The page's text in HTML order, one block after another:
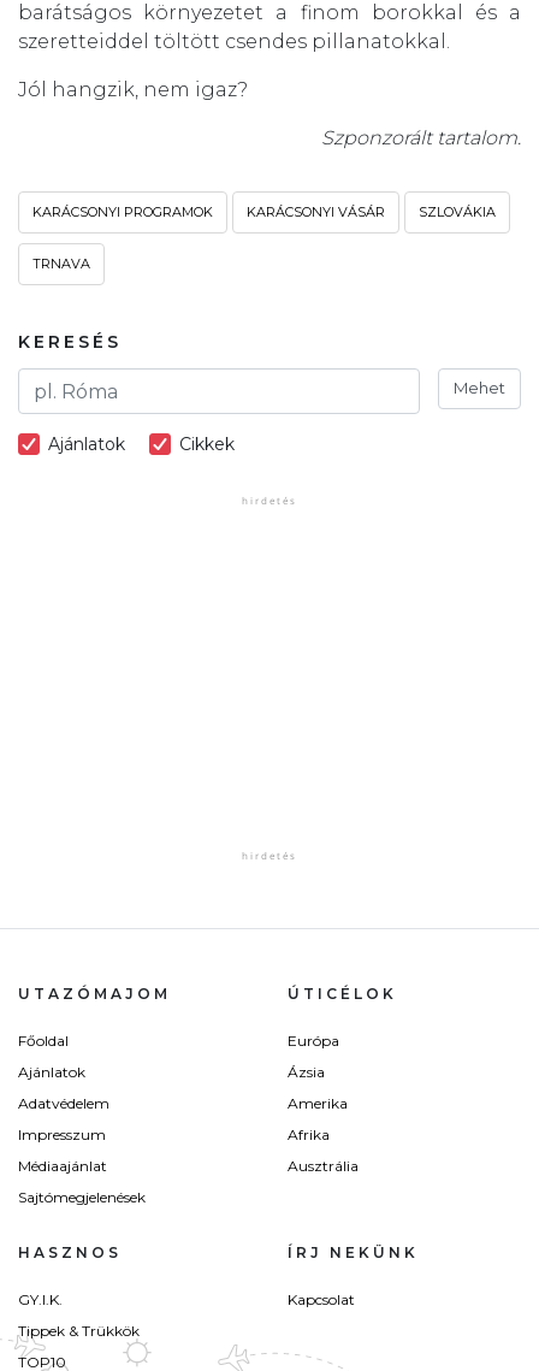
barátságos környezetet a finom borokkal és a
szeretteiddel töltött csendes pillanatokkal.
Jól hangzik, nem igaz?
Szponzorált tartalom.
KARÁCSONYI PROGRAMOK KARÁCSONYI VÁSÁR SZLOVÁKIA
TRNAVA
KERESÉS
Mehet
Ajánlatok Cikkek
UTAZÓMAJOM
Főoldal
Ajánlatok
Adatvédelem
Impresszum
Médiaajánlat
Sajtómegjelenések
ÚTICÉLOK
Európa
Ázsia
Amerika
Afrika
Ausztrália
HASZNOS
GY.I.K.
Tippek & Trükkök
TOP10
ÍRJ NEKÜNK
Kapcsolat